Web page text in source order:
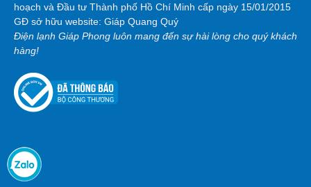
hoạch và Đầu tư Thành phố Hồ Chí Minh cấp ngày 15/01/2015
GĐ sở hữu website: Giáp Quang Quý
Điện lạnh Giáp Phong luôn mang đến sự hài lòng cho quý khách
hàng!